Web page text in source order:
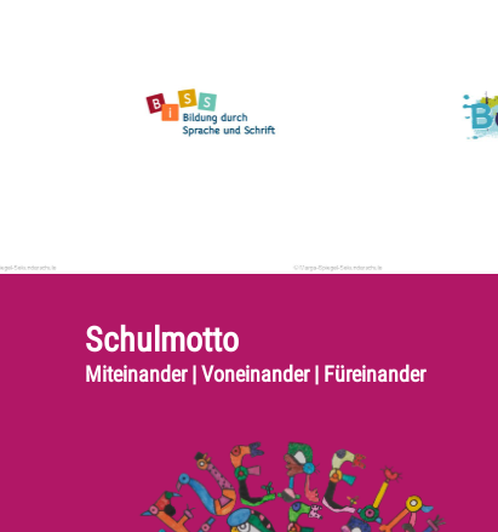
Schulmotto
Miteinander | Voneinander | Füreinander